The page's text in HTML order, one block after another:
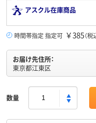
アスクル在庫商品
時間帯指定 指定可 ￥385（税
お届け先住所：
東京都江東区
数量